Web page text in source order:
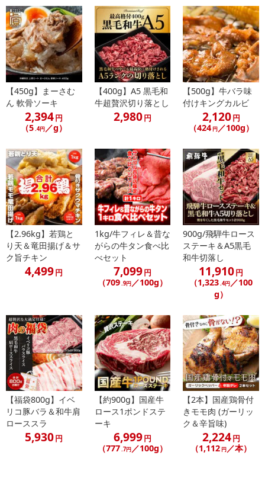
※d払い、PayPay、au PAY、au PAY（auかんたん決済）、ソフトバ
ンクまとめて支払い、楽天ペイ、メルペイ、AEON Pay、Amazon
Payでお支払いの場合、決済のため外部サイトへ遷移します。
※予約商品は決済手段ごとに定められた決済期限日にお支払いを完
了することがございます。ご了承いただいたうえでお申し込みくだ
さい。
【配送伝票番号について】
※配送形態がメール便の商品については、商品の発送完了後、配送
【配送日時の指定について】
※配送日時の指定が可能な商品の場合、商品によってご指定できる
配送日、配送時間が異なる可能性がございます。
カート機能をご利用の場合は、配送日時指定をご利用いただけませ
ん。
発送日カレンダー
休業日
■ その他共通および商品カテゴリー別注意事項（※必ずご確認くだ
さい）
こちらの情報は2026年07月09日 時点での情報となります。
【450g】まーさむ
ん 軟骨ソーキ
2,394円
（5.4円／g）
【400g】A5 黒毛和
牛超贅沢切り落とし
2,980円
【500g】牛バラ味
付けキングカルビ
2,120円
（424 円／100g）
【2.96kg】若鶏と
り天＆竜田揚げ＆サ
ク旨チキン
4,499円
1kg/牛フィレ＆昔な
がらの牛タン食べ比
べセット
7,099円
（709 .9円／100g）
900g/飛騨牛ロース
ステーキ＆A5黒毛
和牛切落し
11,910円
（1,323 .4円 ／100
g）
【福袋800g】イベ
リコ豚バラ＆和牛肩
ローススラ
5,930円
【約900g】国産牛
ロース1ポンドステ
ーキ
6,999円
（777.7円／100g）
【2本】国産鶏骨付
きモモ肉 (ガーリッ
ク＆辛旨味)
2,224円
（1,112 円／本）